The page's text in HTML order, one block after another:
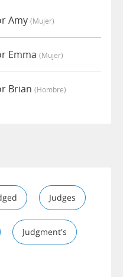
Amy (mujer)
Emma (mujer)
Brian (hombre)
Judges
Judgment's